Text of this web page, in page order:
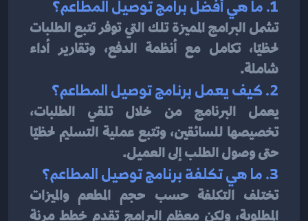
1. ما هي أفضل برامج توصيل المطاعم؟
شاملة.
2. كيف يعمل برنامج توصيل المطاعم؟
حتى وصول الطلب إلى العميل.
3. ما هي تكلفة برنامج توصيل المطاعم؟